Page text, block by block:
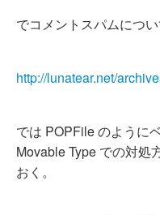
でコメントスパムについ
http://lunatear.net/
では POPFile のように
Movable Type での対処
おく。